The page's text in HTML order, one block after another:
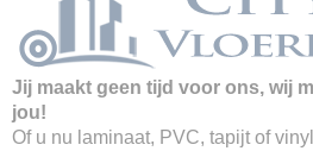
Jij maakt geen tijd voor ons, wij
jou!
Of u nu laminaat, PVC, tapijt of